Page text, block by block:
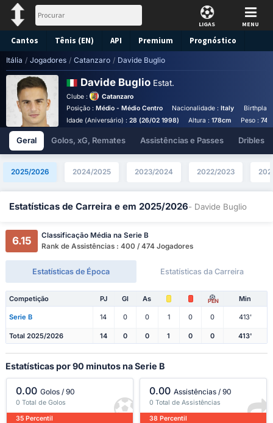
LIGAS MENU
Cantos Tênis (EN) API Premium Prognóstico
Itália / Jogadores / Catanzaro / Davide Buglio
Davide Buglio Estat.
Clube :
Catanzaro
Posição : Médio - Médio Centro Nacionalidade :Italy
Idade (Aniversário) : 28 (26/02 1998) Altura :178cm Peso :
Geral Golos, xG, Remates Assistências e Passes Dribles
2025/2026 2024/2025 2023/2024 2022/2023
Estatísticas de Carreira e em 2025/2026- Davide Buglio
6.15
Classificação Média na Serie B
Rank de Assistências : 400 / 474 Jogadores
Estatísticas de Época Estatísticas da Carreira
Competição PJ Gl As PEN Min
Serie B 14 0 0 1 0 0 413'
Total 2025/2026 14 0 0 1 0 0 413'
Estatísticas por 90 minutos na Serie B
0.00 Golos / 90
0 Total de Golos
35 Percentil
0.00 Assistências / 90
0 Total de Assistências
38 Percentil